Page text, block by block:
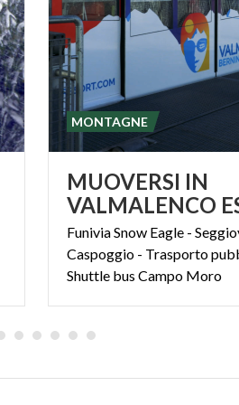
MUOVERSI IN
Funivia Snow Eagle -
Caspoggio - Trasporto
Shuttle bus Campo Moro
MONTAGNE